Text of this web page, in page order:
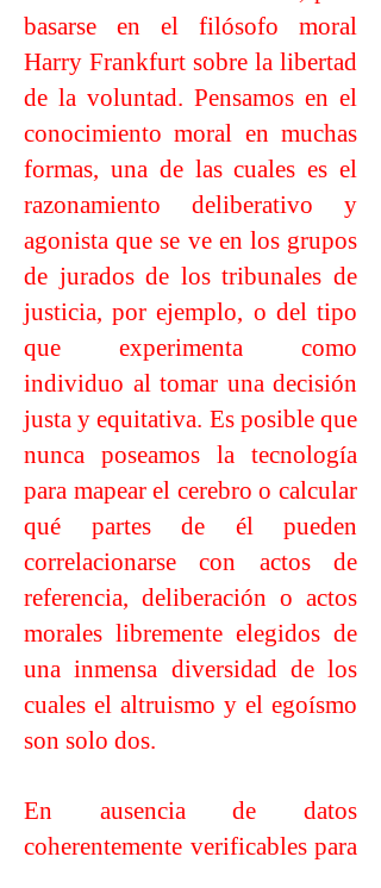
basarse en el filósofo moral
Harry Frankfurt sobre la libertad
de la voluntad. Pensamos en el
conocimiento moral en muchas
formas, una de las cuales es el
razonamiento deliberativo y
agonista que se ve en los grupos
de jurados de los tribunales de
justicia, por ejemplo, o del tipo
que experimenta como
individuo al tomar una decisión
justa y equitativa. Es posible que
nunca poseamos la tecnología
para mapear el cerebro o calcular
qué partes de él pueden
correlacionarse con actos de
referencia, deliberación o actos
morales libremente elegidos de
una inmensa diversidad de los
cuales el altruismo y el egoísmo
son solo dos.
En ausencia de datos
coherentemente verificables para